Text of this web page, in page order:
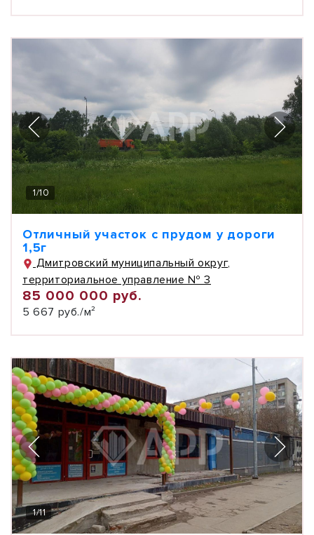
1/10
Отличный участок с прудом у дороги
1,5г
Дмитровский муниципальный округ,
территориальное управление № 3
85 000 000 руб.
5 667 руб./м²
1/11